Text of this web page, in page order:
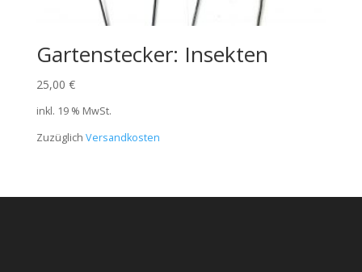
Gartenstecker: Insekten
25,00 €
inkl. 19 % MwSt.
Zuzüglich Versandkosten